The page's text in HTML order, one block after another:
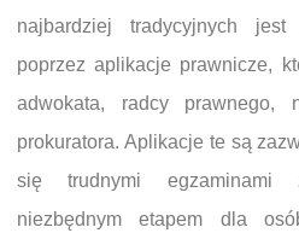
najbardziej tradycyjnych jest
poprzez aplikacje prawnicze,
adwokata, radcy prawnego,
prokuratora. Aplikacje te są
się trudnymi egzaminami
niezbędnym etapem dla